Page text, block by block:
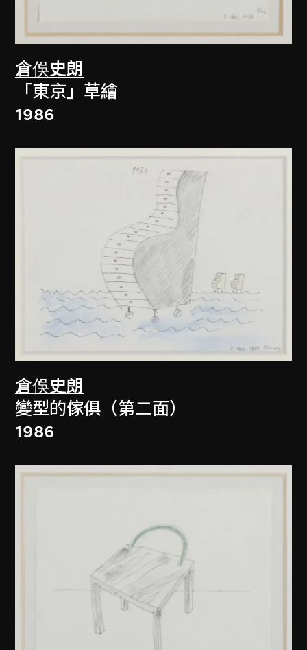
倉俁史朗
「東京」草繪
1986
倉俁史朗
變型的傢俱（第二面）
1986